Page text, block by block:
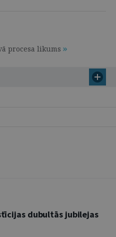
procesa likums
dubultās jubilejas